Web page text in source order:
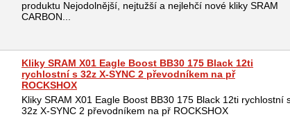
produktu Nejodolnější, nejtužší a nejlehčí nové kliky SRAM
CARBON...
Kliky SRAM X01 Eagle Boost BB30 175 Black 12ti
rychlostní s 32z X-SYNC 2 převodníkem na př
ROCKSHOX
Kliky SRAM X01 Eagle Boost BB30 175 Black 12ti rychlostní
32z X-SYNC 2 převodníkem na př ROCKSHOX